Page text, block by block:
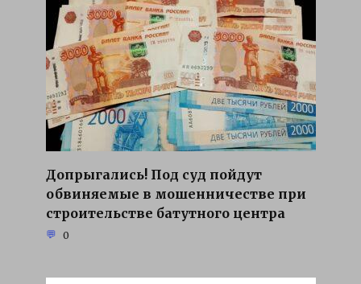
Допрыгались! Под суд пойдут
обвиняемые в мошенничестве при
строительстве батутного центра
0